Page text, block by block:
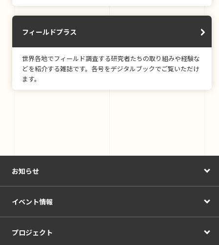
フィールドプラス
世界各地でフィールド調査する研究者たちの取り組みや経験な
どを紹介する雑誌です。各号をデジタルブックでご覧いただけ
ます。
お知らせ
イベント情報
プロジェクト